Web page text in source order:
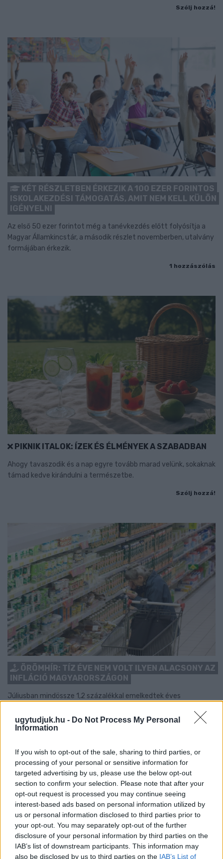
ugytudjuk.hu - Do Not Process My Personal
Information
If you wish to opt-out of the sale, sharing to third parties, or
processing of your personal or sensitive information for
targeted advertising by us, please use the below opt-out
section to confirm your selection. Please note that after your
opt-out request is processed you may continue seeing
interest-based ads based on personal information utilized by
us or personal information disclosed to third parties prior to
your opt-out. You may separately opt-out of the further
disclosure of your personal information by third parties on the
IAB’s list of downstream participants. This information may
also be disclosed by us to third parties on the IAB’s List of
Szólj hozzá!
KÉT RÉSZLETBEN ÉRKEZIK A 100 EZER FORINTOS
ISKOLAKEZDÉSI TÁMOGATÁS, AMIT NEM KELL KÜLÖN
IGÉNYELNI
Az első 50 ezer forintot még a tanévkezdés előtt folyósítja a
Magyar Államkincstár, a második részlet novemberben, utalvány
formájában érkezik.
1 hozzászólás
PIKNIK ITALOK: ÍZEK ÉS ÉLMÉNYEK A SZABADBAN
Ahogy tavaszodik és a nap egyre tovább marad velünk, sokaknak
támad kedve kirándulni a természetbe.
Szólj hozzá!
ÖRÖMHÍR: TÍZ ÉVE NEM VOLT ILYEN ALACSONY AZ
INFLÁCIÓ MAGYARORSZÁGON
Júliusban mindössze 1,2 százalékkal emelkedtek éves
már csökkent.